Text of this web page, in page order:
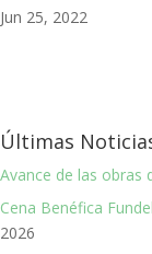
Jun 25, 2022
Últimas
Avance de las obras
Cena Benéfica
2026